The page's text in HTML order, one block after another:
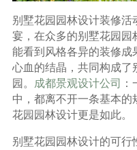
别墅花园园林设计装修活
宴，在众多的别墅花园园
能看到风格各异的装修成
心血的结晶，共同构成了
园。
成都景观设计公司
中，都离不开一条基本的
花园园林设计更是如此。
别墅花园园林设计的可行